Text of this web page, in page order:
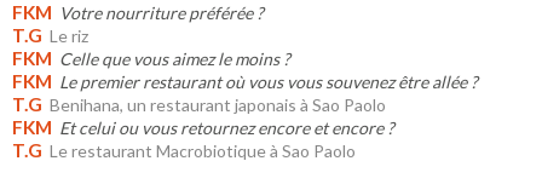
FKM Votre nourriture préférée ?
T.G Le riz
FKM Celle que vous aimez le moins ?
FKM Le premier restaurant où vous vous souvenez être allée ?
T.G Benihana, un restaurant japonais à Sao Paolo
FKM Et celui ou vous retournez encore et encore ?
T.G Le restaurant Macrobiotique à Sao Paolo